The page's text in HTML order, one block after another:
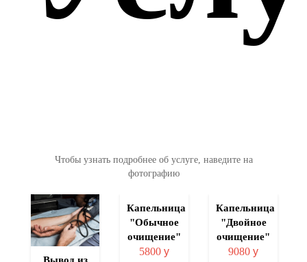
Чтобы узнать подробнее об услуге, наведите на
фотографию
Капельница
"Обычное
очищение"
5800 у
Капельница
"Двойное
очищение"
9080 у